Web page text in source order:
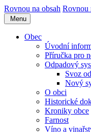
Rovnou na obsah Rovnou
Menu
Obec
Úvodní
Příručka pro
Odpadový
Svoz
Nový
O obci
Historické
Kroniky obce
Farnost
Víno a